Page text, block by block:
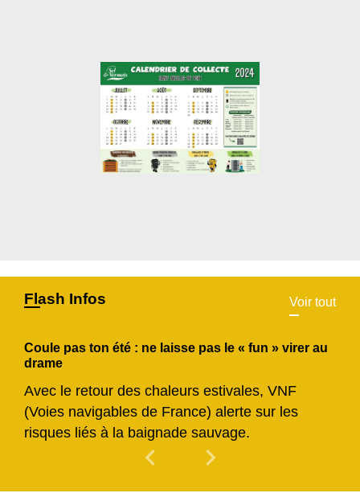
Flash Infos Voir tout
Coule pas ton été : ne laisse pas le « fun » virer au
drame
Avec le retour des chaleurs estivales, VNF
(Voies navigables de France) alerte sur les
risques liés à la baignade sauvage.
chevron_left Previous
chevron_right